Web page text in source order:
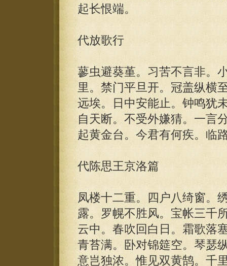
起长恨端。
代放歌行
蓼虫避葵堇。习苦不言非。
里。禁门平旦开。冠盖纵横
远埃。日中安能止。钟鸣犹
自天断。不受外嫌猜。一言
起黄金台。今君有何疾。临
代陈思王京洛篇
凤楼十二重。四户八绮窗。
露。罗幌不胜风。宝帐三千
云中。春吹回白日。霜歌落
青苔满。卧对锦筵空。琴瑟
意岂独浓。惟见双黄鹄。千